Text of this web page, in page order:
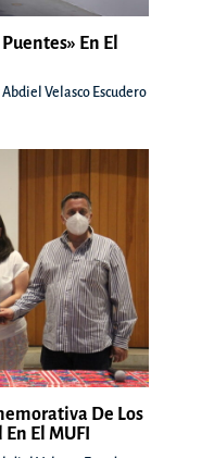
En El
Abdiel Velasco Escudero
De Los
El MUFI